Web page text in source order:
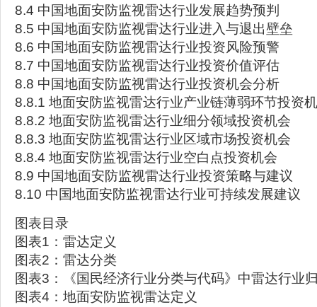
8.4 中国地面安防监视雷达行业发展趋势预判
8.5 中国地面安防监视雷达行业进入与退出壁垒
8.6 中国地面安防监视雷达行业投资风险预警
8.7 中国地面安防监视雷达行业投资价值评估
8.8 中国地面安防监视雷达行业投资机会分析
8.8.1 地面安防监视雷达行业产业链薄弱环节投资
8.8.2 地面安防监视雷达行业细分领域投资机会
8.8.3 地面安防监视雷达行业区域市场投资机会
8.8.4 地面安防监视雷达行业空白点投资机会
8.9 中国地面安防监视雷达行业投资策略与建议
8.10 中国地面安防监视雷达行业可持续发展建议
图表目录
图表1：雷达定义
图表2：雷达分类
图表3：《国民经济行业分类与代码》中雷达行业
图表4：地面安防监视雷达定义